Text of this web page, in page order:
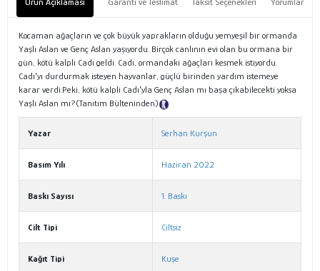
Kocaman ağaçların ve çok büyük yaprakların olduğu yemyeşil bir ormanda
Yaşlı Aslan ve Genç Aslan yaşıyordu. Birçok canlının evi olan bu ormana bir
gün, kötü kalpli Cadı geldi. Cadı, ormandaki ağaçları kesmek istiyordu.
Cadı'yı durdurmak isteyen hayvanlar, güçlü birinden yardım istemeye
karar verdi.Peki, kötü kalpli Cadı'yla Genç Aslan mı başa çıkabilecekti yoksa
Yaşlı Aslan mı?(Tanıtım Bülteninden)
Yazar Serhan Kurşun
Basım Yılı Haziran 2022
Baskı Sayısı 1. Baskı
Cilt Tipi Ciltsiz
Kağıt Tipi Kuşe